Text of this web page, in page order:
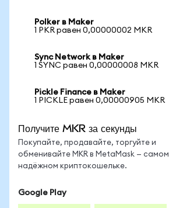
Polker в Maker
1 PKR равен 0,00000002 MKR
Sync Network в Maker
1 SYNC равен 0,00000008 MKR
Pickle Finance в Maker
1 PICKLE равен 0,00000905 MKR
Получите MKR за секунды
Покупайте, продавайте, торгуйте и
обменивайте MKR в MetaMask — самом
надёжном криптокошельке.
Google Play